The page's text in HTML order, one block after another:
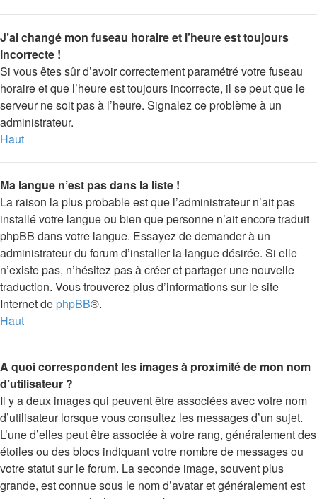
J’ai changé mon fuseau horaire et l’heure est toujours
incorrecte !
Si vous êtes sûr d’avoir correctement paramétré votre fuseau
horaire et que l’heure est toujours incorrecte, il se peut que le
serveur ne soit pas à l’heure. Signalez ce problème à un
administrateur.
Haut
Ma langue n’est pas dans la liste !
La raison la plus probable est que l’administrateur n’ait pas
installé votre langue ou bien que personne n’ait encore traduit
phpBB dans votre langue. Essayez de demander à un
administrateur du forum d’installer la langue désirée. Si elle
n’existe pas, n’hésitez pas à créer et partager une nouvelle
traduction. Vous trouverez plus d’informations sur le site
Internet de phpBB®.
Haut
A quoi correspondent les images à proximité de mon nom
d’utilisateur ?
Il y a deux images qui peuvent être associées avec votre nom
d’utilisateur lorsque vous consultez les messages d’un sujet.
L’une d’elles peut être associée à votre rang, généralement des
étoiles ou des blocs indiquant votre nombre de messages ou
votre statut sur le forum. La seconde image, souvent plus
grande, est connue sous le nom d’avatar et généralement est